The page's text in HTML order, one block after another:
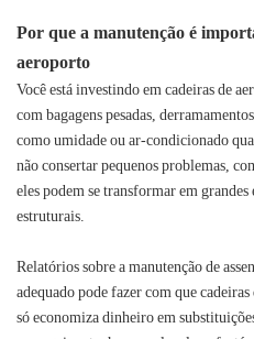
Por que a manutenção é
aeroporto
Você está investindo em cadeiras de
com bagagens pesadas,
como umidade ou ar-condicionado
não consertar pequenos problemas,
eles podem se transformar em
estruturais.
Relatórios sobre a manutenção de
adequado pode fazer com que
só economiza dinheiro em